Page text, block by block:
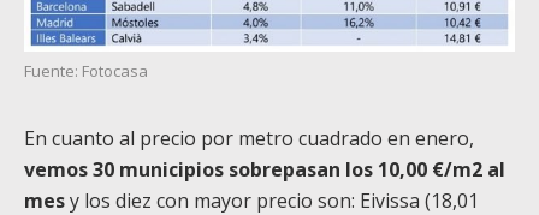
Fuente: Fotocasa
En cuanto al precio por metro cuadrado en enero,
vemos 30 municipios sobrepasan los 10,00 €/m2 al
mesy los diez con mayor precio son: Eivissa (18,01